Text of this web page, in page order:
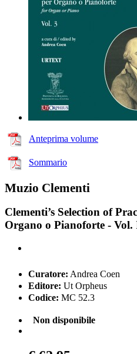
Anteprima volume
Sommario
Muzio Clementi
Clementi’s Selection of
Organo o Pianoforte -
Curatore: Andrea Coen
Editore: Ut Orpheus
Codice: MC 52.3
Non disponibile